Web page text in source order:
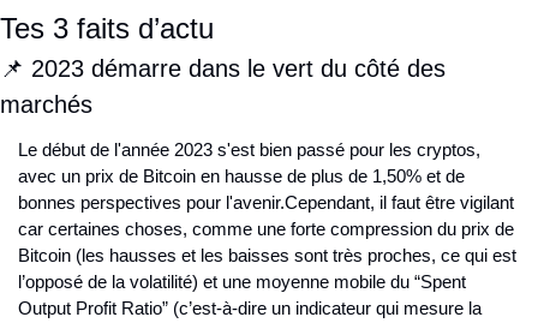
Tes 3 faits d’actu
📌 2023 démarre dans le vert du côté des
marchés
Le début de l'année 2023 s'est bien passé pour les cryptos,
avec un prix de Bitcoin en hausse de plus de 1,50% et de
bonnes perspectives pour l'avenir.Cependant, il faut être vigilant
car certaines choses, comme une forte compression du prix de
Bitcoin (les hausses et les baisses sont très proches, ce qui est
l’opposé de la volatilité) et une moyenne mobile du “Spent
Output Profit Ratio” (c’est-à-dire un indicateur qui mesure la